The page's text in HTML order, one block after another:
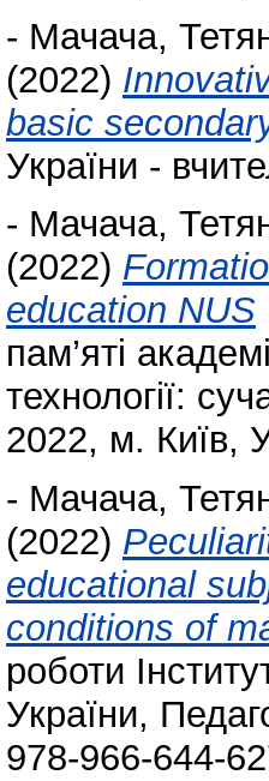
- Мачача,
(2022)
basic
України -
- Мачача,
(2022)
education NUS
пам’яті
технології:
2022, м. Київ,
- Мачача,
(2022)
educational
conditions of
роботи
України,
978-966-644-